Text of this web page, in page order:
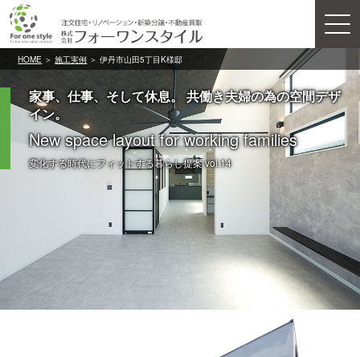
HOME ＞施工実例 ＞ 伊丹市山田5丁目K様邸
家事、仕事、そして休息。 共働き夫婦の為の空間デザ
イン。
New space layout for working families
変化する時代にフィットする暮らし提案 vol.14